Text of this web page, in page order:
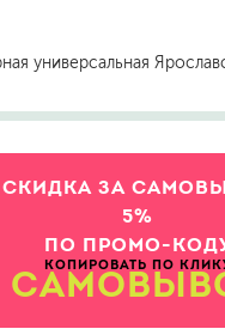
универсальная
СКИДКА ЗА
5%
ПО ПРОМО-
КОПИРОВАТЬ ПО